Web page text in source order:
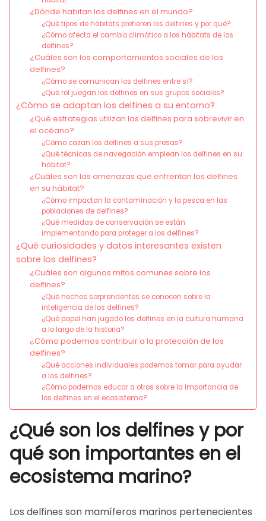
¿Dónde habitan los delfines en el mundo?
¿Qué tipos de hábitats prefieren los delfines y por qué?
¿Cómo afecta el cambio climático a los hábitats de los
delfines?
¿Cuáles son los comportamientos sociales de los
delfines?
¿Cómo se comunican los delfines entre sí?
¿Qué rol juegan los delfines en sus grupos sociales?
¿Cómo se adaptan los delfines a su entorno?
¿Qué estrategias utilizan los delfines para sobrevivir en
el océano?
¿Cómo cazan los delfines a sus presas?
¿Qué técnicas de navegación emplean los delfines en su
hábitat?
¿Cuáles son las amenazas que enfrentan los delfines
en su hábitat?
¿Cómo impactan la contaminación y la pesca en las
poblaciones de delfines?
¿Qué medidas de conservación se están
implementando para proteger a los delfines?
¿Qué curiosidades y datos interesantes existen
sobre los delfines?
¿Cuáles son algunos mitos comunes sobre los
delfines?
¿Qué hechos sorprendentes se conocen sobre la
inteligencia de los delfines?
¿Qué papel han jugado los delfines en la cultura humana
a lo largo de la historia?
¿Cómo podemos contribuir a la protección de los
delfines?
¿Qué acciones individuales podemos tomar para ayudar
a los delfines?
¿Cómo podemos educar a otros sobre la importancia de
los delfines en el ecosistema?
¿Qué son los delfines y por
qué son importantes en el
ecosistema marino?
Los delfines son mamíferos marinos pertenecientes